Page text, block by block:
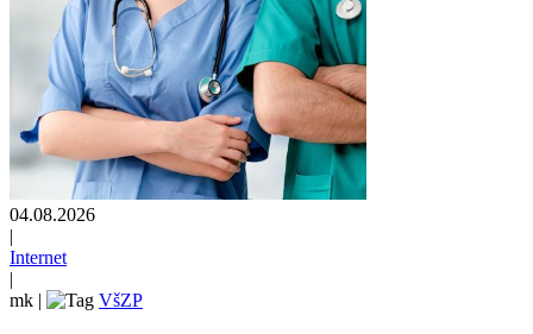
04.08.2026
|
Internet
|
mk | VšZP